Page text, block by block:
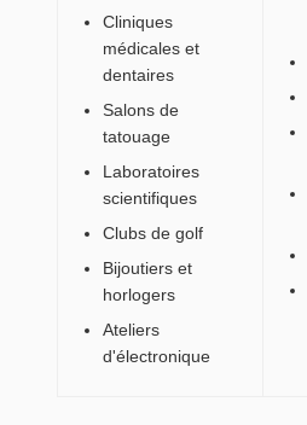
Cliniques
médicales et
dentaires
Salons de
tatouage
Laboratoires
scientifiques
Clubs de golf
Bijoutiers et
horlogers
Ateliers
d'électronique